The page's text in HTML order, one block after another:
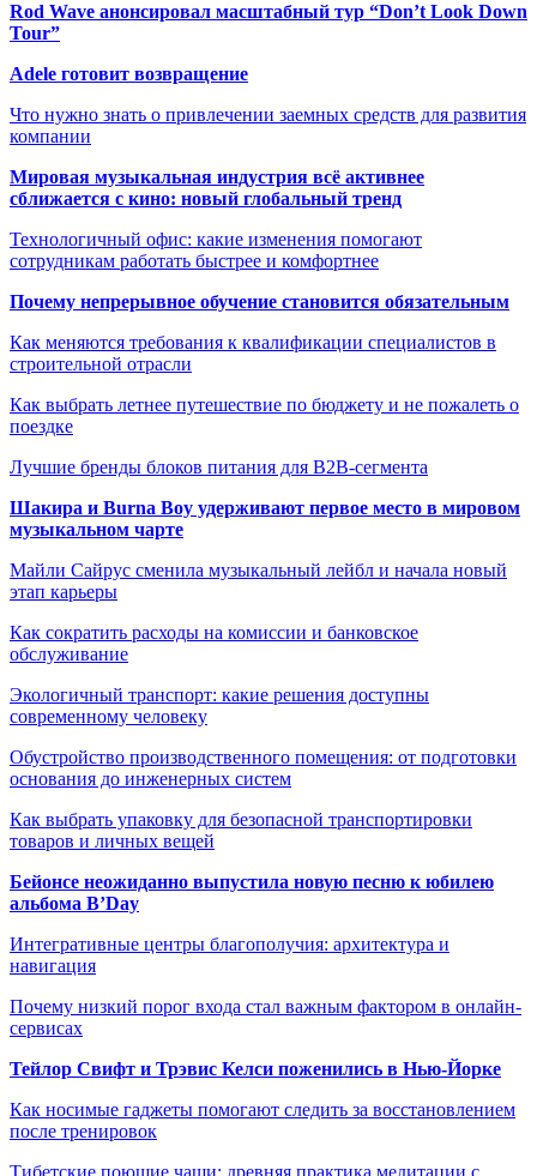
Rod Wave анонсировал масштабный тур “Don’t Look Down
Tour”
Adele готовит возвращение
Что нужно знать о привлечении заемных средств для развития
компании
Мировая музыкальная индустрия всё активнее
сближается с кино: новый глобальный тренд
Технологичный офис: какие изменения помогают
сотрудникам работать быстрее и комфортнее
Почему непрерывное обучение становится обязательным
Как меняются требования к квалификации специалистов в
строительной отрасли
Как выбрать летнее путешествие по бюджету и не пожалеть о
поездке
Лучшие бренды блоков питания для B2B-сегмента
Шакира и Burna Boy удерживают первое место в мировом
музыкальном чарте
Майли Сайрус сменила музыкальный лейбл и начала новый
этап карьеры
Как сократить расходы на комиссии и банковское
обслуживание
Экологичный транспорт: какие решения доступны
современному человеку
Обустройство производственного помещения: от подготовки
основания до инженерных систем
Как выбрать упаковку для безопасной транспортировки
товаров и личных вещей
Бейонсе неожиданно выпустила новую песню к юбилею
альбома B’Day
Интегративные центры благополучия: архитектура и
навигация
Почему низкий порог входа стал важным фактором в онлайн-
сервисах
Тейлор Свифт и Трэвис Келси поженились в Нью-Йорке
Как носимые гаджеты помогают следить за восстановлением
после тренировок
Тибетские поющие чаши: древняя практика медитации с